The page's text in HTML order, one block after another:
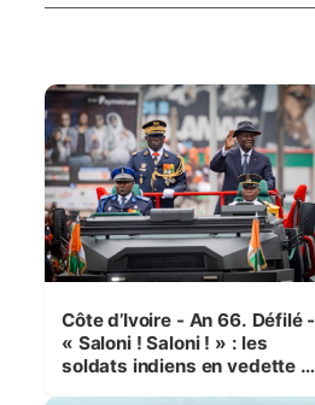
Côte d’Ivoire - An 66. Défilé -
« Saloni ! Saloni ! » : les
soldats indiens en vedette à